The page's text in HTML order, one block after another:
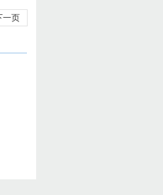
一页